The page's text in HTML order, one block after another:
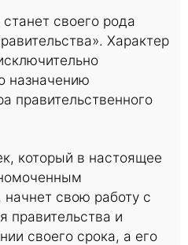
своего рода
Характер
назначению
правительственного
который в настоящее
начнет свою работу с
правительства и
своего срока, а его